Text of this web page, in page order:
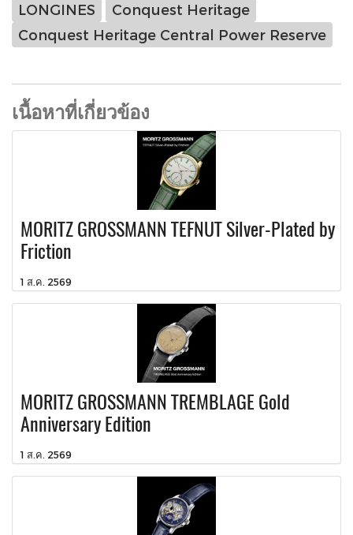
LONGINES
Conquest Heritage
Conquest Heritage Central Power Reserve
เนื้อหาที่เกี่ยวข้อง
MORITZ GROSSMANN TEFNUT Silver-Plated by
Friction
1 ส.ค. 2569
MORITZ GROSSMANN TREMBLAGE Gold
Anniversary Edition
1 ส.ค. 2569